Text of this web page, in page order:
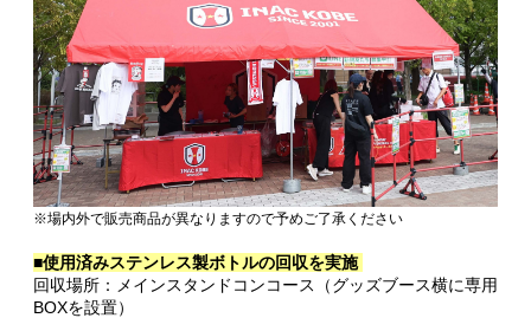
※場内外で販売商品が異なりますので予めご了承ください
■使用済みステンレス製ボトルの回収を実施
回収場所：メインスタンドコンコース（グッズブース横に専用
BOXを設置）